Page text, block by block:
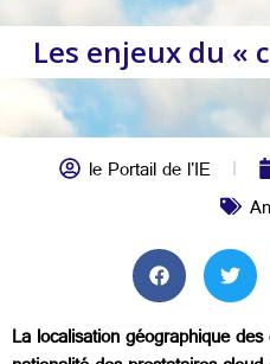
Les enjeux du «
le Portail de l'IE
La localisation géographique